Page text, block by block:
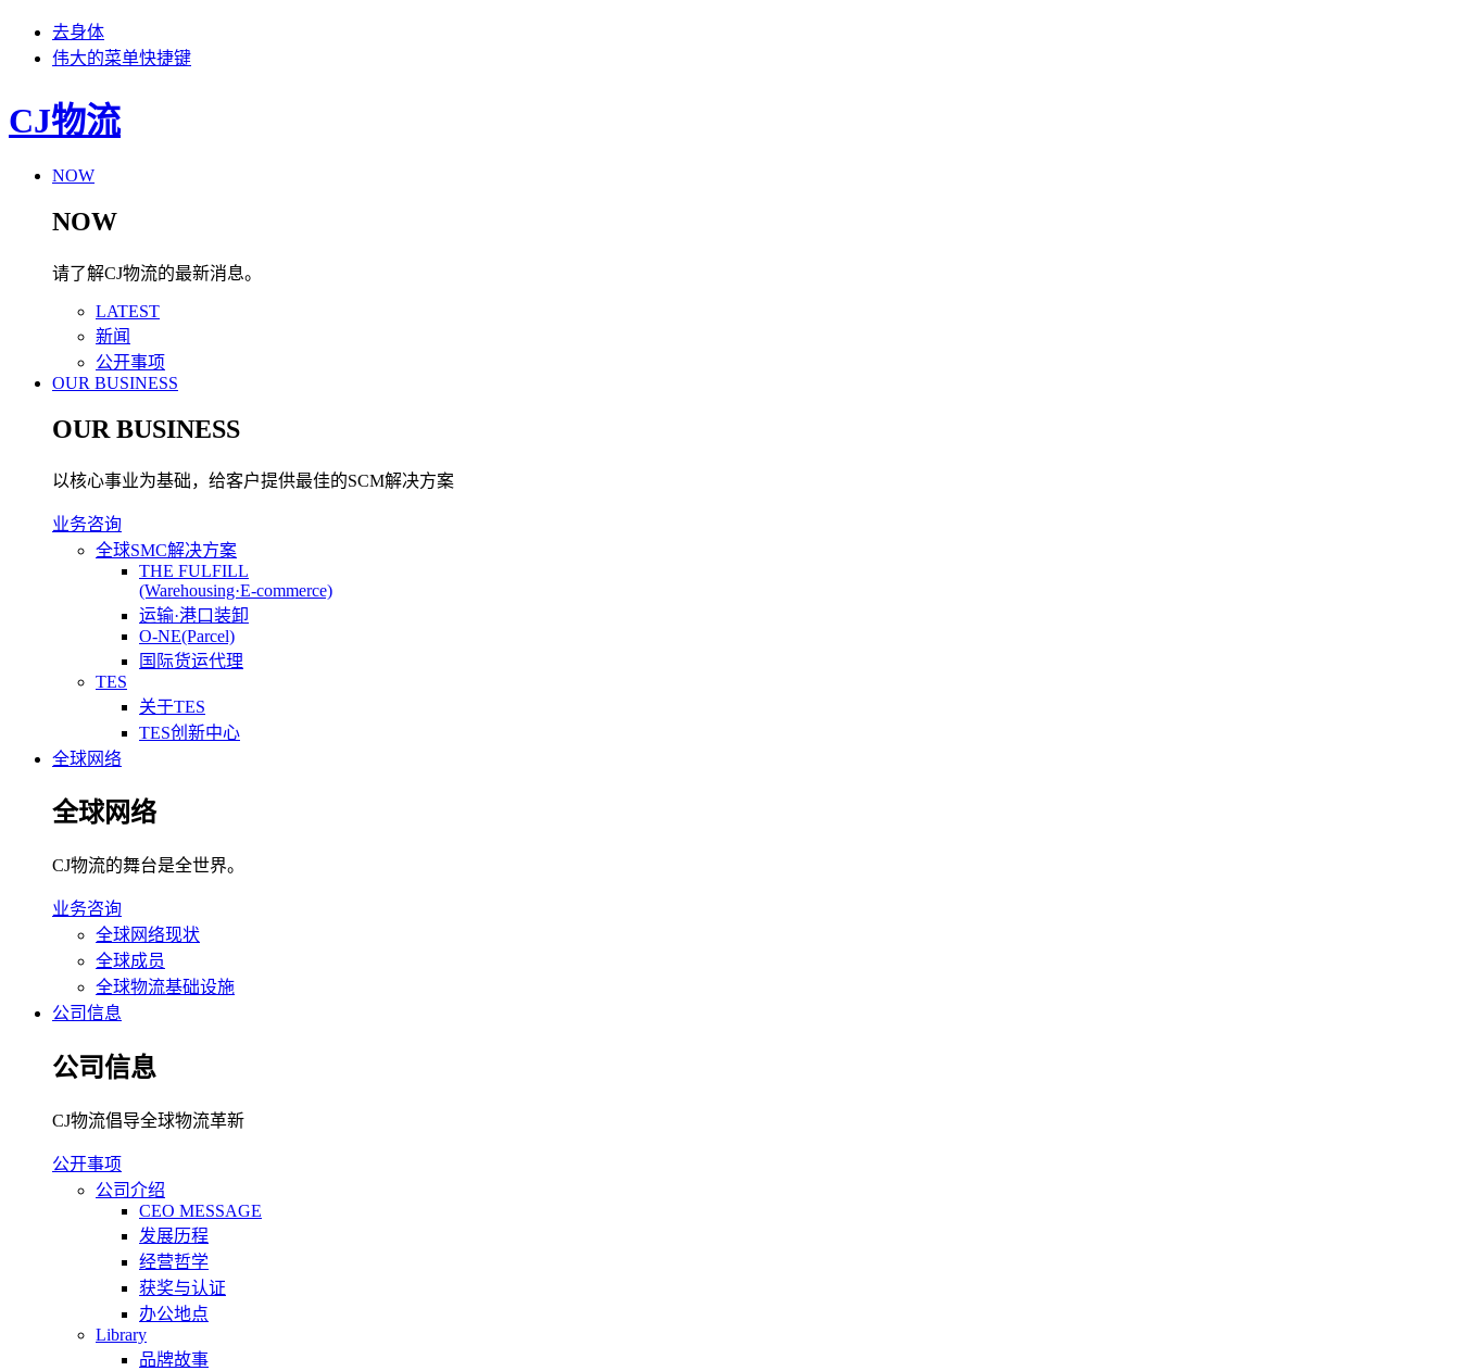
去身体
伟大的菜单快捷键
CJ物流
NOW
NOW
请了解CJ物流的最新消息。
LATEST
新闻
公开事项
OUR BUSINESS
OUR BUSINESS
以核心事业为基础，给客户提供最佳的SCM解决方案
业务咨询
全球SMC解决方案
THE FULFILL
(Warehousing·E-commerce)
运输·港口装卸
O-NE(Parcel)
国际货运代理
TES
关于TES
TES创新中心
全球网络
全球网络
CJ物流的舞台是全世界。
业务咨询
全球网络现状
全球成员
全球物流基础设施
公司信息
公司信息
CJ物流倡导全球物流革新
公开事项
公司介绍
CEO MESSAGE
发展历程
经营哲学
获奖与认证
办公地点
Library
品牌故事